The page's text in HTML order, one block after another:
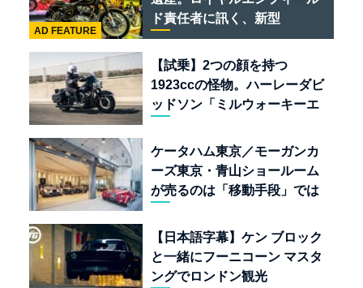
ド責任者に訊く、新型
「BULLET 650」と“時間の
質”を愛する理由
AD FEATURE
【試乗】2つの顔を持つ
1923ccの怪物。ハーレーダビ
ッドソン「ミルウォーキーエ
ケータハム東京／モーガンカ
ーズ東京・青山ショールーム
が売るのは「移動手段」では
【日本語字幕】ケン ブロック
と一緒にフーニコーン マスタ
ングでロンドン観光